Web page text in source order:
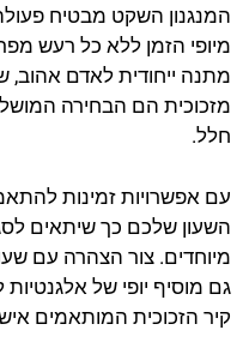
המנגנון השקט מבטיח
מיופי הזמן ללא כל רעש
מתנה ייחודית לאדם אהוב,
מזכוכית הם הבחירה
חלל.
עם אפשרויות זמינות
השעון שלכם כך שיתאים
מיוחדים. צור הצהרה עם
גם מוסיף יופי של אלגנטיות
קיר הזכוכית המותאמים